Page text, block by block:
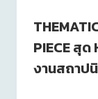
PIECE สุด
งานสถาป